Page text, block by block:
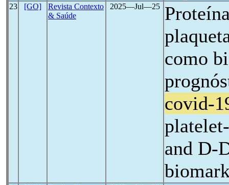
23 [GO]
Revista Contexto
& Saúde
2025―Jul―25
como
covid-
and D-